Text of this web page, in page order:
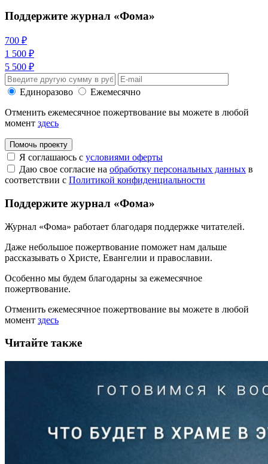
Поддержите журнал «Фома»
700 ₽
1 500 ₽
5 500 ₽
Единоразово
Ежемесячно
Отменить ежемесячное пожертвование вы можете в любой
момент здесь
Помочь проекту
Я соглашаюсь с условиями оферты
Даю свое согласие на обработку персональных данных в
соответствии с Политикой конфиденциальности
Поддержите журнал «Фома»
Журнал «Фома» работает благодаря поддержке читателей.
Даже небольшое пожертвование поможет нам дальше
рассказывать о Христе, Евангелии и православии.
Особенно мы будем благодарны за ежемесячное
пожертвование.
Отменить ежемесячное пожертвование вы можете в любой
момент здесь
Читайте также